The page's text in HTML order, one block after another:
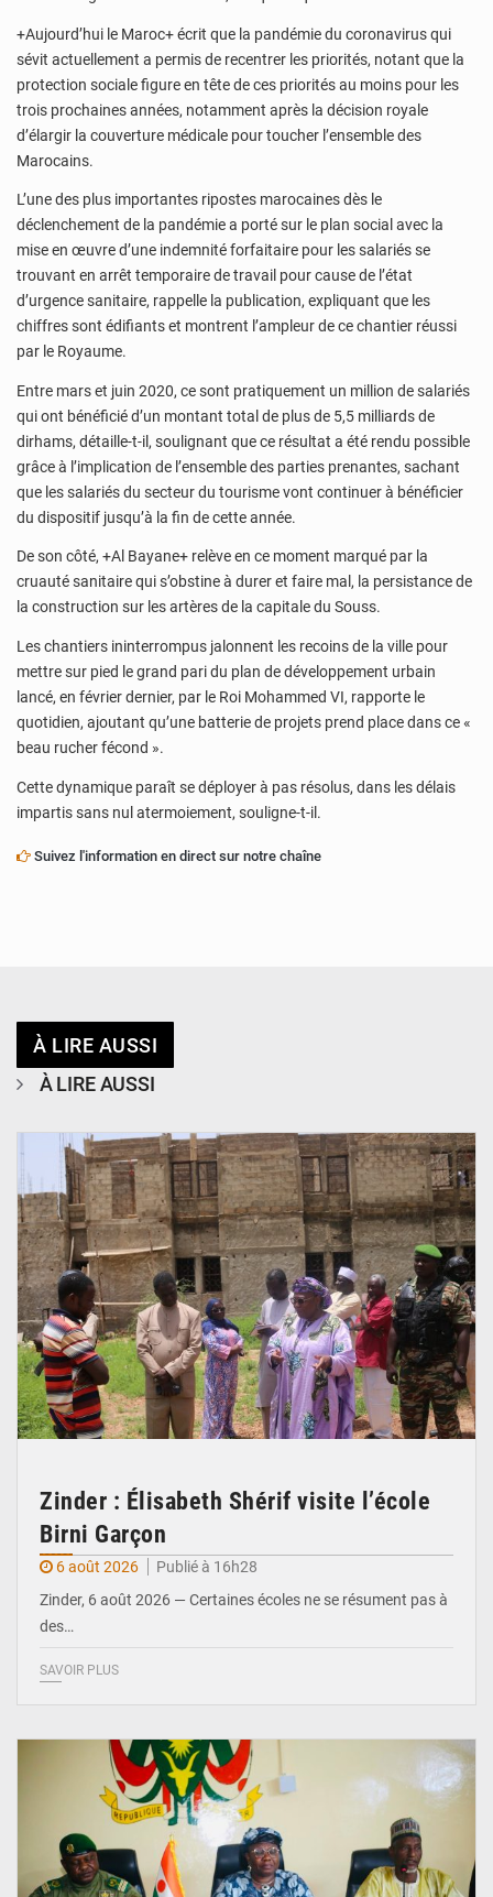
+Aujourd’hui le Maroc+ écrit que la pandémie du coronavirus qui
sévit actuellement a permis de recentrer les priorités, notant que la
protection sociale figure en tête de ces priorités au moins pour les
trois prochaines années, notamment après la décision royale
d’élargir la couverture médicale pour toucher l’ensemble des
Marocains.
L’une des plus importantes ripostes marocaines dès le
déclenchement de la pandémie a porté sur le plan social avec la
mise en œuvre d’une indemnité forfaitaire pour les salariés se
trouvant en arrêt temporaire de travail pour cause de l’état
d’urgence sanitaire, rappelle la publication, expliquant que les
chiffres sont édifiants et montrent l’ampleur de ce chantier réussi
par le Royaume.
Entre mars et juin 2020, ce sont pratiquement un million de salariés
qui ont bénéficié d’un montant total de plus de 5,5 milliards de
dirhams, détaille-t-il, soulignant que ce résultat a été rendu possible
grâce à l’implication de l’ensemble des parties prenantes, sachant
que les salariés du secteur du tourisme vont continuer à bénéficier
du dispositif jusqu’à la fin de cette année.
De son côté, +Al Bayane+ relève en ce moment marqué par la
cruauté sanitaire qui s’obstine à durer et faire mal, la persistance de
la construction sur les artères de la capitale du Souss.
Les chantiers ininterrompus jalonnent les recoins de la ville pour
mettre sur pied le grand pari du plan de développement urbain
lancé, en février dernier, par le Roi Mohammed VI, rapporte le
quotidien, ajoutant qu’une batterie de projets prend place dans ce «
beau rucher fécond ».
Cette dynamique paraît se déployer à pas résolus, dans les délais
impartis sans nul atermoiement, souligne-t-il.
Suivez l'information en direct sur notre chaîne
À LIRE AUSSI
À LIRE AUSSI
Zinder : Élisabeth Shérif visite l’école
Birni Garçon
6 août 2026
Publié à 16h28
Zinder, 6 août 2026 — Certaines écoles ne se résument pas à
des…
SAVOIR PLUS